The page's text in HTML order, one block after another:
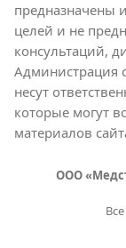
предназначены
целей и не
консультаций,
Администрация
несут
которые могут
материалов
ООО